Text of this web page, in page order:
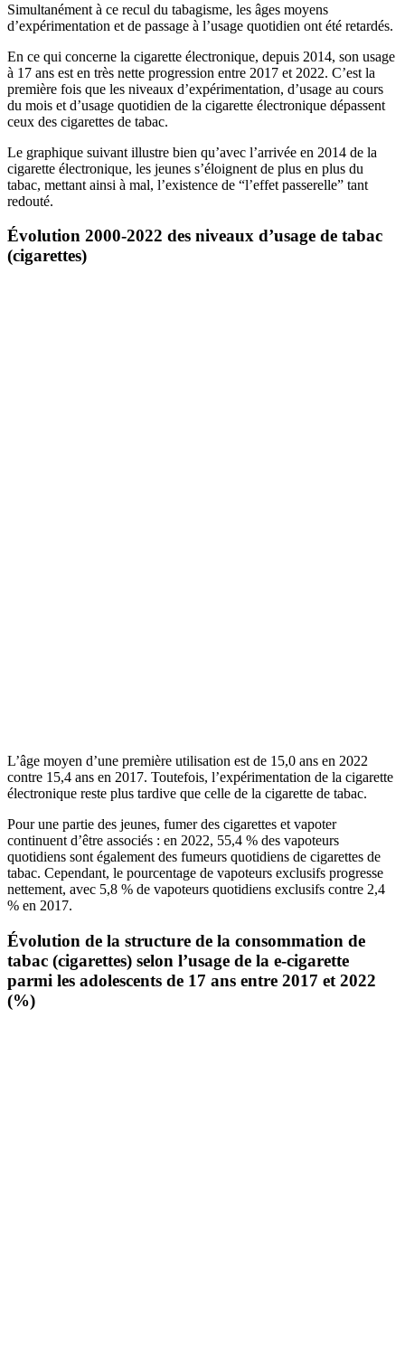
Simultanément à ce recul du tabagisme, les âges moyens
d’expérimentation et de passage à l’usage quotidien ont été retardés.
En ce qui concerne la cigarette électronique, depuis 2014, son usage
à 17 ans est en très nette progression entre 2017 et 2022. C’est la
première fois que les niveaux d’expérimentation, d’usage au cours
du mois et d’usage quotidien de la cigarette électronique dépassent
ceux des cigarettes de tabac.
Le graphique suivant illustre bien qu’avec l’arrivée en 2014 de la
cigarette électronique, les jeunes s’éloignent de plus en plus du
tabac, mettant ainsi à mal, l’existence de “l’effet passerelle” tant
redouté.
Évolution 2000-2022 des niveaux d’usage de tabac
(cigarettes)
L’âge moyen d’une première utilisation est de 15,0 ans en 2022
contre 15,4 ans en 2017. Toutefois, l’expérimentation de la cigarette
électronique reste plus tardive que celle de la cigarette de tabac.
Pour une partie des jeunes, fumer des cigarettes et vapoter
continuent d’être associés : en 2022, 55,4 % des vapoteurs
quotidiens sont également des fumeurs quotidiens de cigarettes de
tabac. Cependant, le pourcentage de vapoteurs exclusifs progresse
nettement, avec 5,8 % de vapoteurs quotidiens exclusifs contre 2,4
% en 2017.
Évolution de la structure de la consommation de
tabac (cigarettes) selon l’usage de la e-cigarette
parmi les adolescents de 17 ans entre 2017 et 2022
(%)